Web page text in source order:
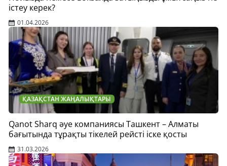
істеу керек?
01.04.2026
ҚАЗАҚСТАН ЖАҢАЛЫҚТАРЫ
Qanot Sharq әуе компаниясы Ташкент – Алматы
бағытында тұрақты тікелей рейсті іске қосты
31.03.2026